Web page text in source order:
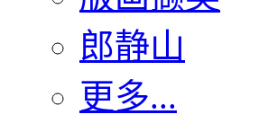
郎静山
更多...